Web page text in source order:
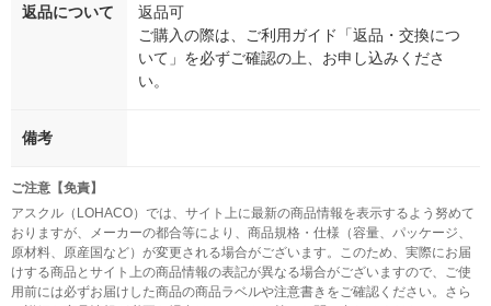
返品について
返品可
ご購入の際は、ご利用ガイド「返品・交換につ
いて」を必ずご確認の上、お申し込みくださ
い。
備考
ご注意【免責】
アスクル（LOHACO）では、サイト上に最新の商品情報を表示するよう努めて
おりますが、メーカーの都合等により、商品規格・仕様（容量、パッケージ、
原材料、原産国など）が変更される場合がございます。このため、実際にお届
けする商品とサイト上の商品情報の表記が異なる場合がございますので、ご使
用前には必ずお届けした商品の商品ラベルや注意書きをご確認ください。さら